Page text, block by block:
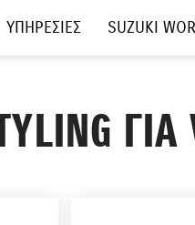
ΥΠΗΡΕΣΙΕΣ SUZUKI